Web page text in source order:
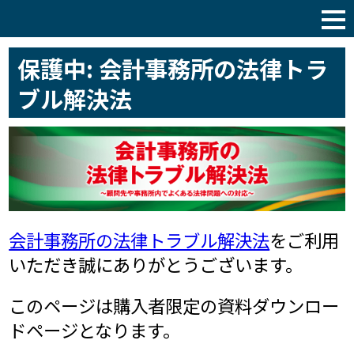
保護中: 会計事務所の法律トラ
ブル解決法
会計事務所の法律トラブル解決法をご利用
いただき誠にありがとうございます。
このページは購入者限定の資料ダウンロー
ドページとなります。